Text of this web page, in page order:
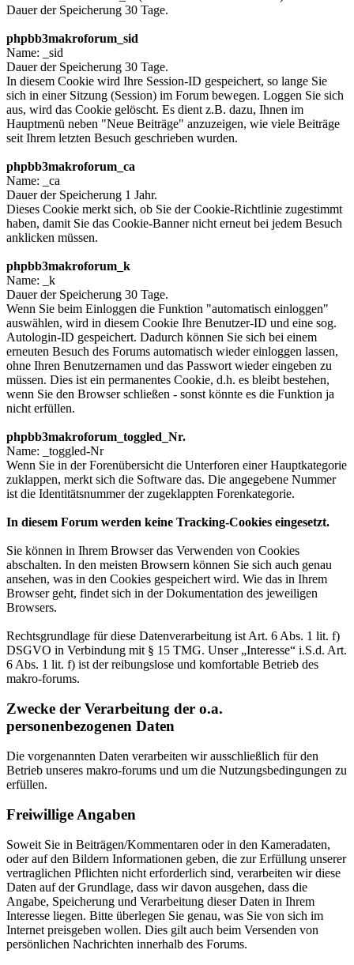
Dauer der Speicherung 30 Tage.
phpbb3makroforum_sid
Name: _sid
Dauer der Speicherung 30 Tage.
In diesem Cookie wird Ihre Session-ID gespeichert, so lange Sie
sich in einer Sitzung (Session) im Forum bewegen. Loggen Sie sich
aus, wird das Cookie gelöscht. Es dient z.B. dazu, Ihnen im
Hauptmenü neben "Neue Beiträge" anzuzeigen, wie viele Beiträge
seit Ihrem letzten Besuch geschrieben wurden.
phpbb3makroforum_ca
Name: _ca
Dauer der Speicherung 1 Jahr.
Dieses Cookie merkt sich, ob Sie der Cookie-Richtlinie zugestimmt
haben, damit Sie das Cookie-Banner nicht erneut bei jedem Besuch
anklicken müssen.
phpbb3makroforum_k
Name: _k
Dauer der Speicherung 30 Tage.
Wenn Sie beim Einloggen die Funktion "automatisch einloggen"
auswählen, wird in diesem Cookie Ihre Benutzer-ID und eine sog.
Autologin-ID gespeichert. Dadurch können Sie sich bei einem
erneuten Besuch des Forums automatisch wieder einloggen lassen,
ohne Ihren Benutzernamen und das Passwort wieder eingeben zu
müssen. Dies ist ein permanentes Cookie, d.h. es bleibt bestehen,
wenn Sie den Browser schließen - sonst könnte es die Funktion ja
nicht erfüllen.
phpbb3makroforum_toggled_Nr.
Name: _toggled-Nr
Wenn Sie in der Forenübersicht die Unterforen einer Hauptkategorie
zuklappen, merkt sich die Software das. Die angegebene Nummer
ist die Identitätsnummer der zugeklappten Forenkategorie.
In diesem Forum werden keine Tracking-Cookies eingesetzt.
Sie können in Ihrem Browser das Verwenden von Cookies
abschalten. In den meisten Browsern können Sie sich auch genau
ansehen, was in den Cookies gespeichert wird. Wie das in Ihrem
Browser geht, findet sich in der Dokumentation des jeweiligen
Browsers.
Rechtsgrundlage für diese Datenverarbeitung ist Art. 6 Abs. 1 lit. f)
DSGVO in Verbindung mit § 15 TMG. Unser „Interesse“ i.S.d. Art.
6 Abs. 1 lit. f) ist der reibungslose und komfortable Betrieb des
makro-forums.
Zwecke der Verarbeitung der o.a.
personenbezogenen Daten
Die vorgenannten Daten verarbeiten wir ausschließlich für den
Betrieb unseres makro-forums und um die Nutzungsbedingungen zu
erfüllen.
Freiwillige Angaben
Soweit Sie in Beiträgen/Kommentaren oder in den Kameradaten,
oder auf den Bildern Informationen geben, die zur Erfüllung unserer
vertraglichen Pflichten nicht erforderlich sind, verarbeiten wir diese
Daten auf der Grundlage, dass wir davon ausgehen, dass die
Angabe, Speicherung und Verarbeitung dieser Daten in Ihrem
Interesse liegen. Bitte überlegen Sie genau, was Sie von sich im
Internet preisgeben wollen. Dies gilt auch beim Versenden von
persönlichen Nachrichten innerhalb des Forums.